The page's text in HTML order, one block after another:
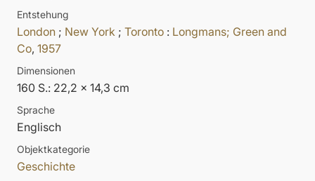
Entstehung
London ; New York ; Toronto : Longmans; Green and
Co, 1957
Dimensionen
160 S.: 22,2 x 14,3 cm
Sprache
Englisch
Objektkategorie
Geschichte